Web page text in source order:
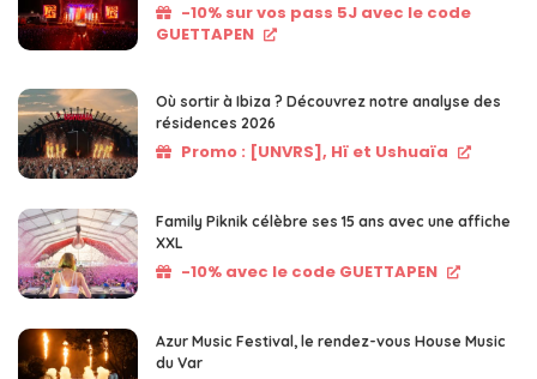
-10% sur vos pass 5J avec le code
GUETTAPEN
Où sortir à Ibiza ? Découvrez notre analyse des
résidences 2026
Promo : [UNVRS], Hï et Ushuaïa
Family Piknik célèbre ses 15 ans avec une affiche
XXL
-10% avec le code GUETTAPEN
Azur Music Festival, le rendez-vous House Music
du Var